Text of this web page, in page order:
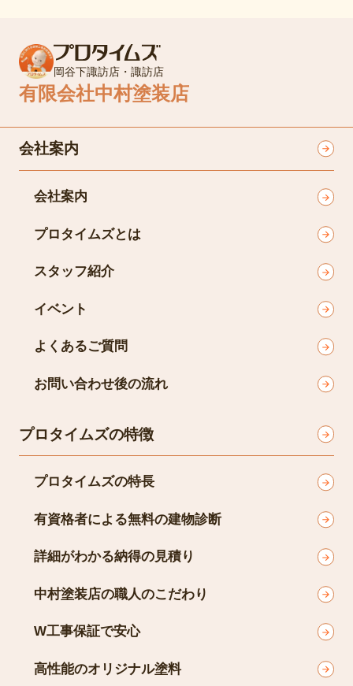
岡谷下諏訪店・諏訪店
有限会社中村塗装店
会社案内
会社案内
プロタイムズとは
スタッフ紹介
イベント
よくあるご質問
お問い合わせ後の流れ
プロタイムズの特徴
プロタイムズの特長
有資格者による無料の建物診断
詳細がわかる納得の見積り
中村塗装店の職人のこだわり
W工事保証で安心
高性能のオリジナル塗料